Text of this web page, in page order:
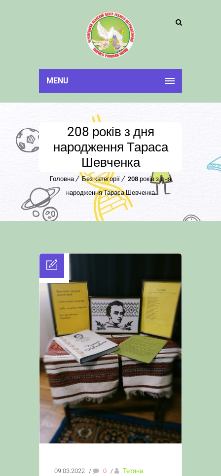
MENU
208 років з дня
народження Тараса
Шевченка
Головна Без категорії
208 років з дня
народження Тараса Шевченка
09.03.2022 / 0 / Тетяна